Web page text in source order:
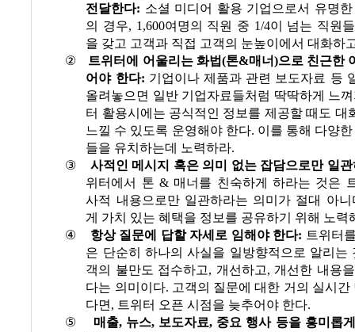
전달한다: 소셜 미디어 활용 기업으로서 유명
의 경우, 1,600여명의 직원 중 1/4이 넘는 직원
을 갖고 고객과 직접 고객의 눈높이에서 대화하
②
트위터에 어울리는 화법(톤&매너)으로 친근한
어야 한다: 기업이나 제품과 관련 보도자료 등
올려놓으면 일반 기업자료들처럼 딱딱하게 느
터 활용시에는 공식적인 정보를 제공할 때도 대
느낄 수 있도록 운영해야 한다. 이를 통해 다양
들을 유치하는데 노력하라.
③
사적인 메시지 혹은 의미 없는 잡담으로만 일
위터에서 톤 & 매너를 친숙하게 하라는 것은
사적 내용으로만 일관하라는 의미가 절대 아니
게 가치 있는 혜택을 정보를 공유하기 위해 노력
④
항상 질문에 답할 자세로 임해야 한다: 트위터
은 단순히 하나의 사실을 일방향적으로 알리는
객의 불만도 접수하고, 개선하고,개선한 내용
다는 의미이다. 고객의 질문에 대한 거의 실시간
다면, 트위터 오픈 시점을 늦추어야 한다.
⑤
매출, 뉴스, 보도자료, 중요 행사 등을 흥미롭